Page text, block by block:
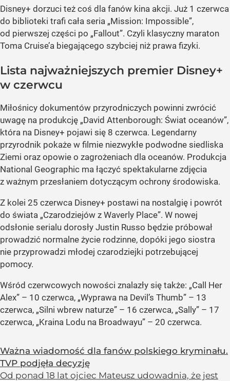
Disney+ dorzuci też coś dla fanów kina akcji. Już 1 czerwca
do biblioteki trafi cała seria „Mission: Impossible”,
od pierwszej części po „Fallout”. Czyli klasyczny maraton
Toma Cruise’a biegającego szybciej niż prawa fizyki.
Lista najważniejszych premier Disney+
w czerwcu
Miłośnicy dokumentów przyrodniczych powinni zwrócić
uwagę na produkcję „David Attenborough: Świat oceanów”,
która na Disney+ pojawi się 8 czerwca. Legendarny
przyrodnik pokaże w filmie niezwykłe podwodne siedliska
Ziemi oraz opowie o zagrożeniach dla oceanów. Produkcja
National Geographic ma łączyć spektakularne zdjęcia
z ważnym przesłaniem dotyczącym ochrony środowiska.
Z kolei 25 czerwca Disney+ postawi na nostalgię i powrót
do świata „Czarodziejów z Waverly Place”. W nowej
odsłonie serialu dorosły Justin Russo będzie próbował
prowadzić normalne życie rodzinne, dopóki jego siostra
nie przyprowadzi młodej czarodziejki potrzebującej
pomocy.
Wśród czerwcowych nowości znalazły się także: „Call Her
Alex” – 10 czerwca, „Wyprawa na Devil’s Thumb” – 13
czerwca, „Silni wbrew naturze” – 16 czerwca, „Sally” – 17
czerwca, „Kraina Lodu na Broadwayu” – 20 czerwca.
Ważna wiadomość dla fanów polskiego kryminału.
TVP podjęła decyzję
Od ponad 18 lat ojciec Mateusz udowadnia, że jest